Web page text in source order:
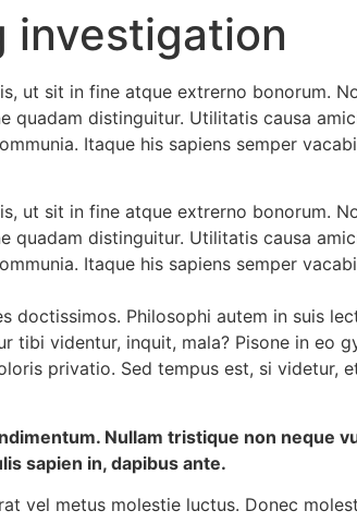
investigation
ut sit in fine atque extrerno bonorum.
quadam distinguitur. Utilitatis causa
Itaque his sapiens semper
ut sit in fine atque extrerno bonorum.
quadam distinguitur. Utilitatis causa
Itaque his sapiens semper
doctissimos. Philosophi autem in suis
tibi videntur, inquit, mala? Pisone in eo
privatio. Sed tempus est, si videtur,
Nullam tristique non neque
sapien in, dapibus ante.
vel metus molestie luctus. Donec